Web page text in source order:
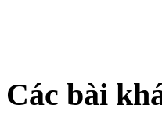
Các bài